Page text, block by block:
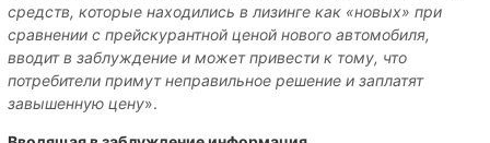
средств, которые находились в лизинге как «новых» при
сравнении с прейскурантной ценой нового автомобиля,
вводит в заблуждение и может привести к тому, что
потребители примут неправильное решение и заплатят
завышенную цену».